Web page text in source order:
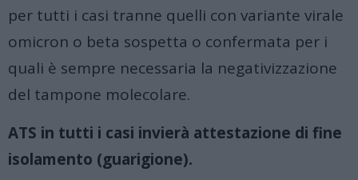
per tutti i casi tranne quelli con variante virale
omicron o beta sospetta o confermata per i
quali è sempre necessaria la negativizzazione
del tampone molecolare.
ATS in tutti i casi invierà attestazione di fine
isolamento (guarigione).